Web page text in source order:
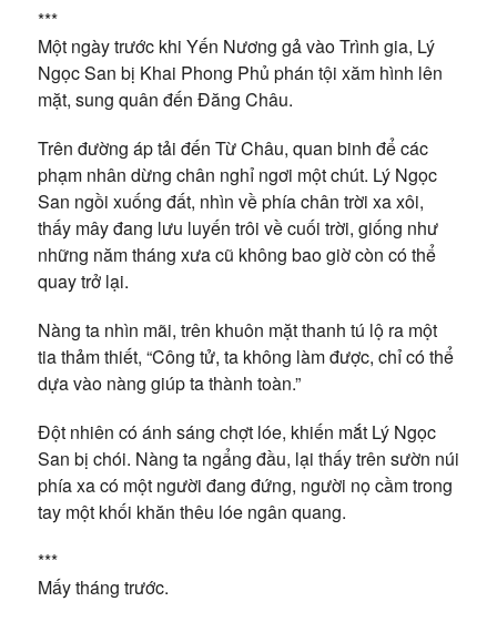
***
Một ngày trước khi Yến Nương gả vào Trình gia, Lý
Ngọc San bị Khai Phong Phủ phán tội xăm hình lên
mặt, sung quân đến Đăng Châu.
Trên đường áp tải đến Từ Châu, quan binh để các
phạm nhân dừng chân nghỉ ngơi một chút. Lý Ngọc
San ngồi xuống đất, nhìn về phía chân trời xa xôi,
thấy mây đang lưu luyến trôi về cuối trời, giống như
những năm tháng xưa cũ không bao giờ còn có thể
quay trở lại.
Nàng ta nhìn mãi, trên khuôn mặt thanh tú lộ ra một
tia thảm thiết, “Công tử, ta không làm được, chỉ có thể
dựa vào nàng giúp ta thành toàn.”
Đột nhiên có ánh sáng chợt lóe, khiến mắt Lý Ngọc
San bị chói. Nàng ta ngẩng đầu, lại thấy trên sườn núi
phía xa có một người đang đứng, người nọ cầm trong
tay một khối khăn thêu lóe ngân quang.
***
Mấy tháng trước.